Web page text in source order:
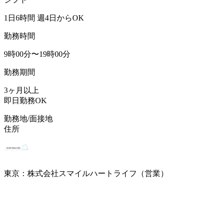
1日6時間 週4日からOK
勤務時間
9時00分〜19時00分
勤務期間
3ヶ月以上
即日勤務OK
勤務地/面接地
住所
東京：株式会社スマイルハートライフ（営業）